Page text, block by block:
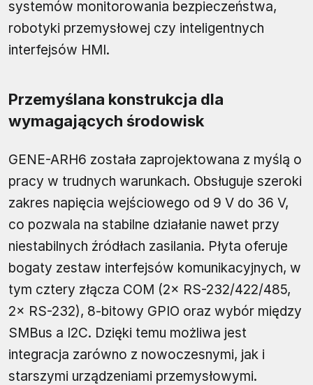
systemów monitorowania bezpieczeństwa,
robotyki przemysłowej czy inteligentnych
interfejsów HMI.
Przemyślana konstrukcja dla
wymagających środowisk
GENE-ARH6 została zaprojektowana z myślą o
pracy w trudnych warunkach. Obsługuje szeroki
zakres napięcia wejściowego od 9 V do 36 V,
co pozwala na stabilne działanie nawet przy
niestabilnych źródłach zasilania. Płyta oferuje
bogaty zestaw interfejsów komunikacyjnych, w
tym cztery złącza COM (2× RS-232/422/485,
2× RS-232), 8-bitowy GPIO oraz wybór między
SMBus a I2C. Dzięki temu możliwa jest
integracja zarówno z nowoczesnymi, jak i
starszymi urządzeniami przemysłowymi.